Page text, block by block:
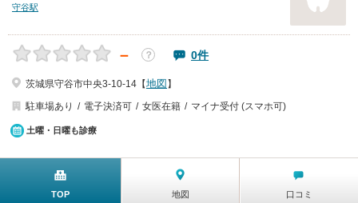
守谷駅
－ ？ 0件
茨城県守谷市中央3-10-14【地図 】
駐車場あり
電子決済可 女医在籍 マイナ受付 (スマホ可)
土曜・日曜も診療
TOP 地図 口コミ